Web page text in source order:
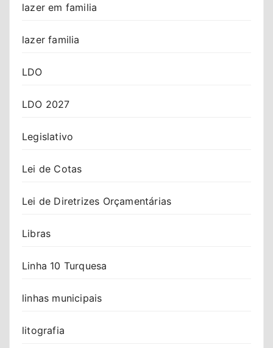
lazer em familia
lazer familia
LDO
LDO 2027
Legislativo
Lei de Cotas
Lei de Diretrizes Orçamentárias
Libras
Linha 10 Turquesa
linhas municipais
litografia